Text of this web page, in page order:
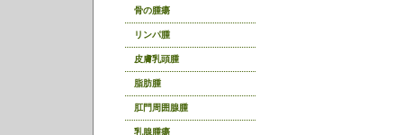
骨の腫瘍
リンパ腫
皮膚乳頭腫
脂肪腫
肛門周囲腺腫
乳腺腫瘍